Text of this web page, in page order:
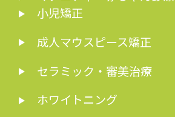
小児矯正
成人マウスピース矯正
セラミック・審美治療
ホワイトニング